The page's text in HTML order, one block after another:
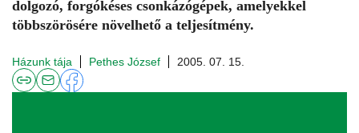
dolgozó, forgókéses csonkázógépek, amelyekkel
többszörösére növelhető a teljesítmény.
Házunk tája Pethes József 2005. 07. 15.